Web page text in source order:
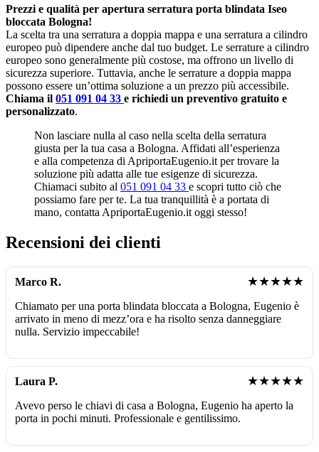
Prezzi e qualità per apertura serratura porta blindata Iseo
bloccata Bologna!
La scelta tra una serratura a doppia mappa e una serratura a cilindro
europeo può dipendere anche dal tuo budget. Le serrature a cilindro
europeo sono generalmente più costose, ma offrono un livello di
sicurezza superiore. Tuttavia, anche le serrature a doppia mappa
possono essere un’ottima soluzione a un prezzo più accessibile.
Chiama il 051 091 04 33 e richiedi un preventivo gratuito e
personalizzato.
Non lasciare nulla al caso nella scelta della serratura
giusta per la tua casa a Bologna. Affidati all’esperienza
e alla competenza di ApriportaEugenio.it per trovare la
soluzione più adatta alle tue esigenze di sicurezza.
Chiamaci subito al 051 091 04 33 e scopri tutto ciò che
possiamo fare per te. La tua tranquillità è a portata di
mano, contatta ApriportaEugenio.it oggi stesso!
Recensioni dei clienti
Marco R. ★★★★★
Chiamato per una porta blindata bloccata a Bologna, Eugenio è
arrivato in meno di mezz’ora e ha risolto senza danneggiare
nulla. Servizio impeccabile!
Laura P. ★★★★★
Avevo perso le chiavi di casa a Bologna, Eugenio ha aperto la
porta in pochi minuti. Professionale e gentilissimo.